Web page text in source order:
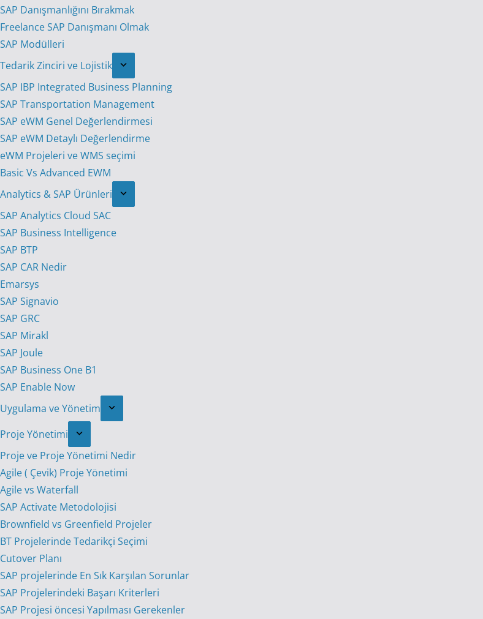
SAP Danışmanlığını Bırakmak
Freelance SAP Danışmanı Olmak
SAP Modülleri
Tedarik Zinciri ve Lojistik
SAP IBP Integrated Business Planning
SAP Transportation Management
SAP eWM Genel Değerlendirmesi
SAP eWM Detaylı Değerlendirme
eWM Projeleri ve WMS seçimi
Basic Vs Advanced EWM
Analytics & SAP Ürünleri
SAP Analytics Cloud SAC
SAP Business Intelligence
SAP BTP
SAP CAR Nedir
Emarsys
SAP Signavio
SAP GRC
SAP Mirakl
SAP Joule
SAP Business One B1
SAP Enable Now
Uygulama ve Yönetim
Proje Yönetimi
Proje ve Proje Yönetimi Nedir
Agile ( Çevik) Proje Yönetimi
Agile vs Waterfall
SAP Activate Metodolojisi
Brownfield vs Greenfield Projeler
BT Projelerinde Tedarikçi Seçimi
Cutover Planı
SAP projelerinde En Sık Karşılan Sorunlar
SAP Projelerindeki Başarı Kriterleri
SAP Projesi öncesi Yapılması Gerekenler